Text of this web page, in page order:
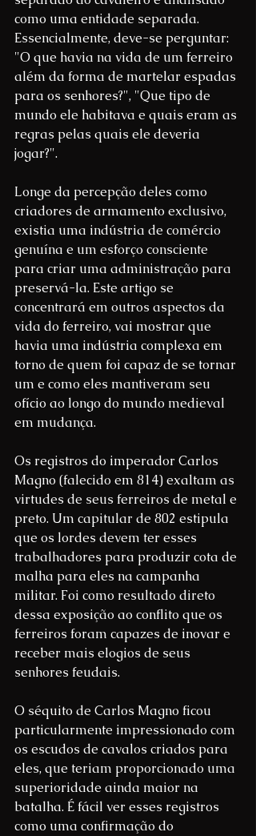
como uma entidade separada.
Essencialmente, deve-se perguntar:
"O que havia na vida de um ferreiro
além da forma de martelar espadas
para os senhores?", "Que tipo de
mundo ele habitava e quais eram as
regras pelas quais ele deveria
jogar?".
Longe da percepção deles como
criadores de armamento exclusivo,
existia uma indústria de comércio
genuína e um esforço consciente
para criar uma administração para
preservá-la. Este artigo se
concentrará em outros aspectos da
vida do ferreiro, vai mostrar que
havia uma indústria complexa em
torno de quem foi capaz de se tornar
um e como eles mantiveram seu
ofício ao longo do mundo medieval
em mudança.
Os registros do imperador Carlos
Magno (falecido em 814) exaltam as
virtudes de seus ferreiros de metal e
preto. Um capitular de 802 estipula
que os lordes devem ter esses
trabalhadores para produzir cota de
malha para eles na campanha
militar. Foi como resultado direto
dessa exposição ao conflito que os
ferreiros foram capazes de inovar e
receber mais elogios de seus
senhores feudais.
O séquito de Carlos Magno ficou
particularmente impressionado com
os escudos de cavalos criados para
eles, que teriam proporcionado uma
superioridade ainda maior na
batalha. É fácil ver esses registros
como uma confirmação do